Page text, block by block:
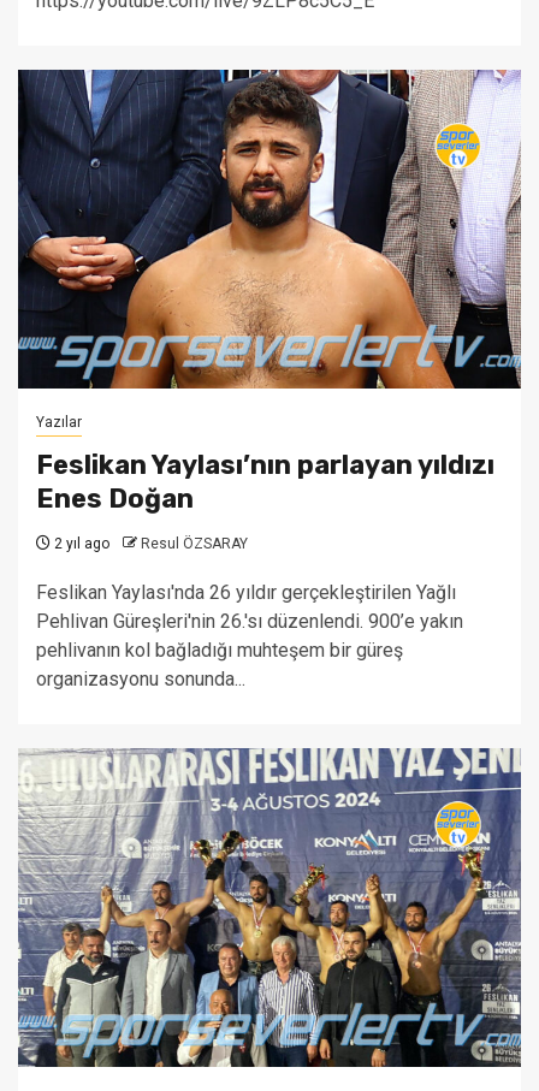
Yazılar
Feslikan Yaylası’nın parlayan yıldızı
Enes Doğan
2 yıl ago Resul ÖZSARAY
Feslikan Yaylası'nda 26 yıldır gerçekleştirilen Yağlı
Pehlivan Güreşleri'nin 26.'sı düzenlendi. 900’e yakın
pehlivanın kol bağladığı muhteşem bir güreş
organizasyonu sonunda...